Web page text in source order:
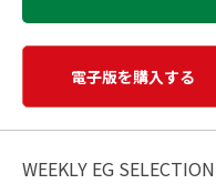
電子版を購入する
WEEKLY EG SELECTION